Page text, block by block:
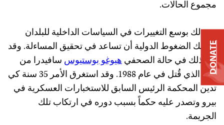
مجموع الحالات.
مع ذلك بوسع التغييرات في السياسات الداخلية للبلدان
وكذلك الضغوط الدولية أن تساعد في تحقيق المساءلة. وقد
برز ذلك في حالة الصحفيهيوغو بوستيوس سافيدرا من
بيرو الذي قُتل في عام 1988. وقد استغرق الأمر 35 سنة كي
تدين المحكمة الرئيس السابق للاستخبارات العسكرية في
بيرو وتصدر عليه حكماً بسبب دوره في ارتكاب تلك
الجريمة.
DONATE